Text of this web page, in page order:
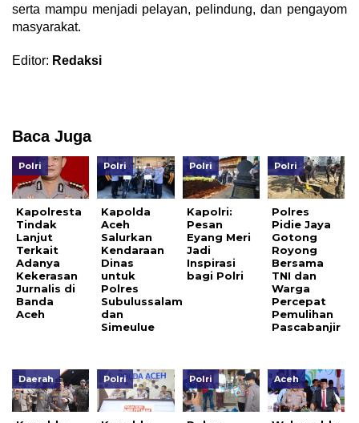
serta mampu menjadi pelayan, pelindung, dan pengayom
masyarakat.
Editor: Redaksi
Baca Juga
Polri
Kapolresta
Tindak
Lanjut
Terkait
Adanya
Kekerasan
Jurnalis di
Banda
Aceh
Polri
Kapolda
Aceh
Salurkan
Kendaraan
Dinas
untuk
Polres
Subulussalam
dan
Simeulue
Polri
Kapolri:
Pesan
Eyang Meri
Jadi
Inspirasi
bagi Polri
Polri
Polres
Pidie Jaya
Gotong
Royong
Bersama
TNI dan
Warga
Percepat
Pemulihan
Pascabanjir
Daerah Polri Polri Aceh